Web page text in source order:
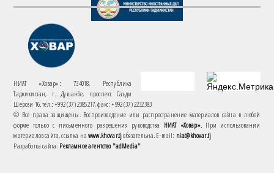
НИАТ «Ховар»: 734018, Республика
Таджикистан, г. Душанбе, проспект Саъди
Шерози 16. тел.: +992 (37) 2385217, факс: +992 (37) 2232383
© Все права защищены. Воспроизведение или распространение материалов сайта в любой
форме только с письменного разрешения руководства НИАТ «Ховар». При использовании
материалов сайта, ссылка наwww.khovar.tjобязательна. E-mail: niat@khovar.tj
Разработка сайта: Рекламное агентство "adMedia"